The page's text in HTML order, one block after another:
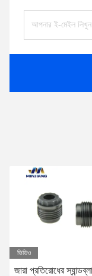
ভিডিও
জারা প্রতিরোধের